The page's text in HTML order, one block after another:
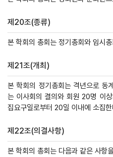
제20조(종류)
본 학회의 총회는 정기총회와 임시
제21조(개최)
본 학회의 정기총회는 격년으로 동
는 이사회의 결의와 회원 20명 이
집요구일로부터 20일 이내에 소집
제22조(의결사항)
본 학회의 총회는 다음과 같은 사항